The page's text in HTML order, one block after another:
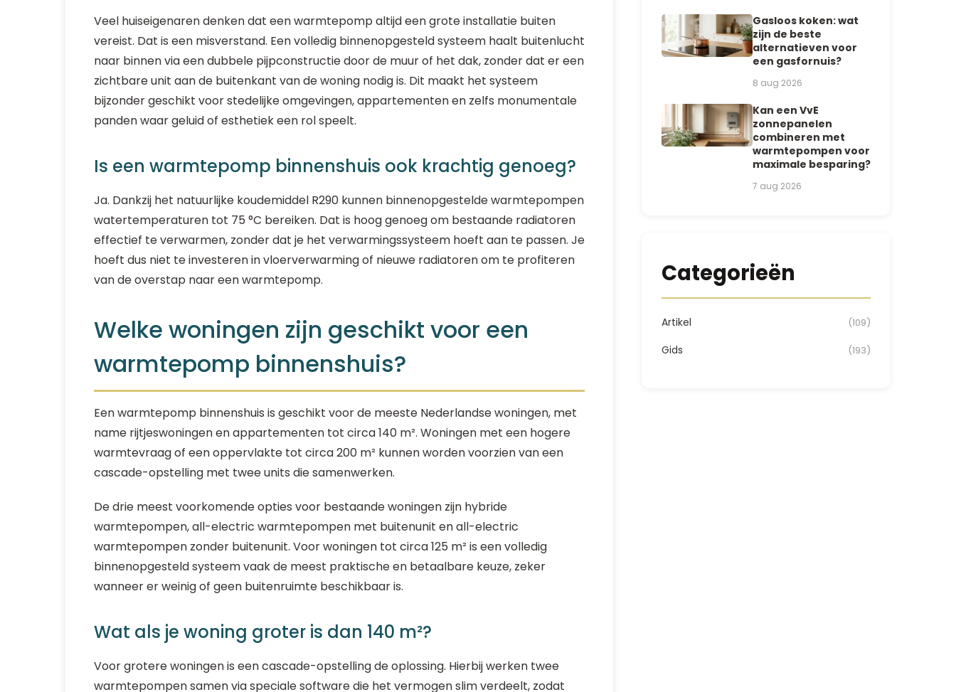
Veel huiseigenaren denken dat een warmtepomp altijd een grote installatie buiten
vereist. Dat is een misverstand. Een volledig binnenopgesteld systeem haalt buitenlucht
naar binnen via een dubbele pijpconstructie door de muur of het dak, zonder dat er een
zichtbare unit aan de buitenkant van de woning nodig is. Dit maakt het systeem
bijzonder geschikt voor stedelijke omgevingen, appartementen en zelfs monumentale
panden waar geluid of esthetiek een rol speelt.
Is een warmtepomp binnenshuis ook krachtig genoeg?
Ja. Dankzij het natuurlijke koudemiddel R290 kunnen binnenopgestelde warmtepompen
watertemperaturen tot 75 °C bereiken. Dat is hoog genoeg om bestaande radiatoren
effectief te verwarmen, zonder dat je het verwarmingssysteem hoeft aan te passen. Je
hoeft dus niet te investeren in vloerverwarming of nieuwe radiatoren om te profiteren
van de overstap naar een warmtepomp.
Welke woningen zijn geschikt voor een
warmtepomp binnenshuis?
Een warmtepomp binnenshuis is geschikt voor de meeste Nederlandse woningen, met
name rijtjeswoningen en appartementen tot circa 140 m². Woningen met een hogere
warmtevraag of een oppervlakte tot circa 200 m² kunnen worden voorzien van een
cascade-opstelling met twee units die samenwerken.
De drie meest voorkomende opties voor bestaande woningen zijn hybride
warmtepompen, all-electric warmtepompen met buitenunit en all-electric
warmtepompen zonder buitenunit. Voor woningen tot circa 125 m² is een volledig
binnenopgesteld systeem vaak de meest praktische en betaalbare keuze, zeker
wanneer er weinig of geen buitenruimte beschikbaar is.
Wat als je woning groter is dan 140 m²?
Voor grotere woningen is een cascade-opstelling de oplossing. Hierbij werken twee
warmtepompen samen via speciale software die het vermogen slim verdeelt, zodat
Gasloos koken: wat
zijn de beste
alternatieven voor
een gasfornuis?
8 aug 2026
Kan een VvE
zonnepanelen
combineren met
warmtepompen voor
maximale besparing?
7 aug 2026
Categorieën
Artikel (109)
Gids (193)